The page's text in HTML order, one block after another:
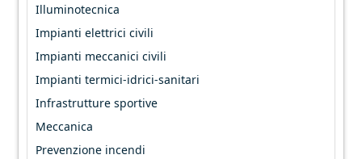
Illuminotecnica
Impianti elettrici civili
Impianti meccanici civili
Impianti termici-idrici-sanitari
Infrastrutture sportive
Meccanica
Prevenzione incendi